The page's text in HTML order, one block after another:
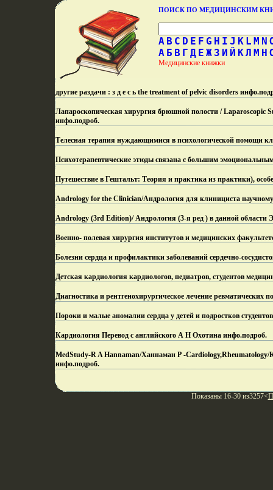
ПОИСК ПО МЕДИЦИНСКИМ
A B C D E F G H I J K L M N
А Б В Г Д Е Ж З И Й КЛ М Н
Медицинские книжки
другие раздачи : з д е с ь the treatment of pelvic disorders инфо.
Лапароскопическая хирургия брюшной полости / Laparoscopic
инфо.подроб.
Телесная терапия нуждающимися в психологической помощи
Психотерапевтические этюды связана с большим
Путешествие в Гештальт: Теория и практика из практики),
Andrology for the Clinician/Андрология для клинициста
Andrology (3rd Edition)/ Андрология (3-я ред ) в данной области
Военно- полевая хирургия институтов и медицинских
Болезни сердца и профилактики заболеваний сердечно-
Детская кардиология кардиологов, педиатров, студентов
Диагностика и рентгенохирургическое лечение
Пороки и малые аномалии сердца у детей и подростков
Кардиология Перевод с английского А Н Охотина инфо.подроб.
MedStudy-R A Hannaman/Ханнаман Р -
инфо.подроб.
Показаны 16-30 из3257<